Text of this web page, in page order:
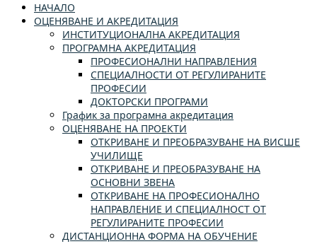
НАЧАЛО
ОЦЕНЯВАНЕ И АКРЕДИТАЦИЯ
ИНСТИТУЦИОНАЛНА АКРЕДИТАЦИЯ
ПРОГРАМНА АКРЕДИТАЦИЯ
ПРОФЕСИОНАЛНИ НАПРАВЛЕНИЯ
СПЕЦИАЛНОСТИ ОТ РЕГУЛИРАНИТЕ
ПРОФЕСИИ
ДОКТОРСКИ ПРОГРАМИ
График за програмна акредитация
ОЦЕНЯВАНЕ НА ПРОЕКТИ
ОТКРИВАНЕ И ПРЕОБРАЗУВАНЕ НА ВИСШЕ
УЧИЛИЩЕ
ОТКРИВАНЕ И ПРЕОБРАЗУВАНЕ НА
ОСНОВНИ ЗВЕНА
ОТКРИВАНЕ НА ПРОФЕСИОНАЛНО
НАПРАВЛЕНИЕ И СПЕЦИАЛНОСТ ОТ
РЕГУЛИРАНИТЕ ПРОФЕСИИ
ДИСТАНЦИОННА ФОРМА НА ОБУЧЕНИЕ